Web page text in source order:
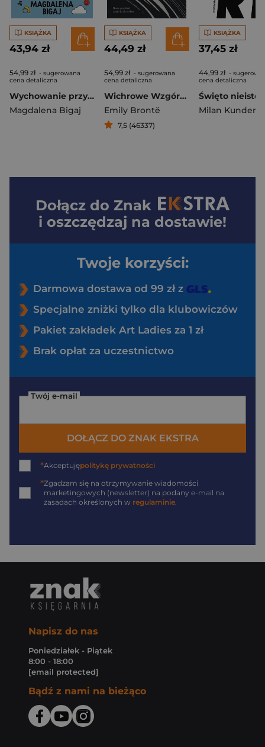
KSIĄŻKA
43,94 zł
54,99 zł - sugerowana
cena detaliczna
Wychowanie przy ekranie. Jak przygotować dzieci do życia w sieci? wyd. 2026
Magdalena Bigaj
KSIĄŻKA
44,49 zł
54,99 zł - sugerowana
cena detaliczna
Wichrowe Wzgórza
Emily Brontë
7,5 (46337)
KSIĄŻKA
37,45 zł
44,99 zł -
cena detaliczna
Milan Kundera
Dołącz do Znak
i oszczędzaj na dostawie!
Twoje korzyści:
Darmowa dostawa od 99 zł z
Specjalne zniżki tylko dla klubowiczów
Pakiet zakładek Art Ladies za 1 zł
Brak opłat za uczestnictwo
Twój e-mail
DOŁĄCZ DO ZNAK EKSTRA
*Akceptujępolitykę prywatności
*Zgadzam się na otrzymywanie wiadomości
marketingowych (newsletter) na podany e-mail na
zasadach określonych w regulaminie.
Napisz do nas
Poniedziałek - Piątek
8:00 - 18:00
[email protected]
Bądź z nami na bieżąco